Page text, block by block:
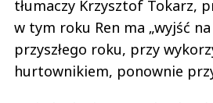
tłumaczy Krzysztof Tokarz,
w tym roku Ren ma „wyjść na
przyszłego roku, przy
hurtownikiem, ponownie